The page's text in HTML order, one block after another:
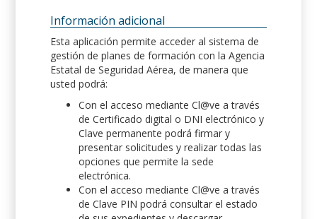
Información adicional
Esta aplicación permite acceder al sistema de
gestión de planes de formación con la Agencia
Estatal de Seguridad Aérea, de manera que
usted podrá:
Con el acceso mediante Cl@ve a través
de Certificado digital o DNI electrónico y
Clave permanente podrá firmar y
presentar solicitudes y realizar todas las
opciones que permite la sede
electrónica.
Con el acceso mediante Cl@ve a través
de Clave PIN podrá consultar el estado